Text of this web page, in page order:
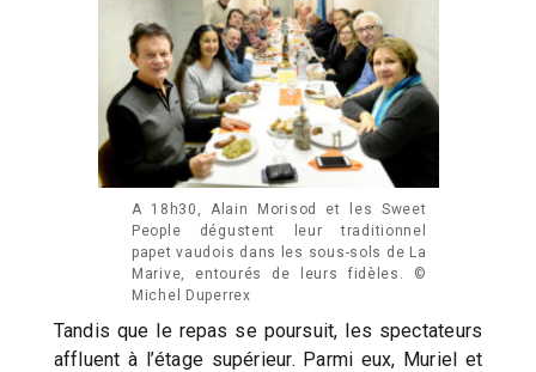
A 18h30, Alain Morisod et les Sweet
People dégustent leur traditionnel
papet vaudois dans les sous-sols de La
Marive, entourés de leurs fidèles. ©
Michel Duperrex
Tandis que le repas se poursuit, les spectateurs
affluent à l’étage supérieur. Parmi eux, Muriel et